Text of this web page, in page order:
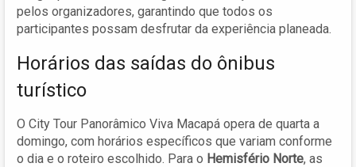
pelos organizadores, garantindo que todos os
participantes possam desfrutar da experiência planeada.
Horários das saídas do ônibus
turístico
O City Tour Panorâmico Viva Macapá opera de quarta a
domingo, com horários específicos que variam conforme
o dia e o roteiro escolhido. Para o Hemisfério Norte, as